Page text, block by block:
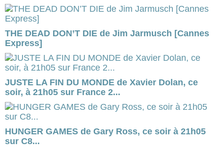
THE DEAD DON’T DIE de Jim Jarmusch [Cannes
Express]
JUSTE LA FIN DU MONDE de Xavier Dolan, ce
soir, à 21h05 sur France 2...
HUNGER GAMES de Gary Ross, ce soir à 21h05
sur C8...